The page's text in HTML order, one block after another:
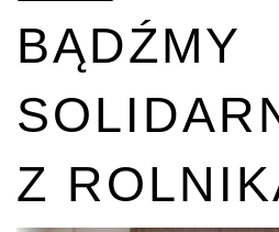
BĄDŹMY
Z